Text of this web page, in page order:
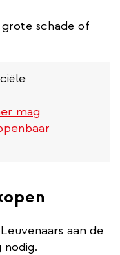
schade of
mag
aan de
nodig.